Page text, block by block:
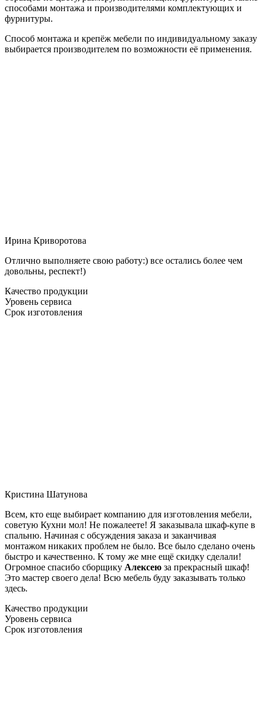
способами монтажа и производителями комплектующих и
фурнитуры.
Способ монтажа и крепёж мебели по индивидуальному заказу
выбирается производителем по возможности её применения.
Ирина Криворотова
Отлично выполняете свою работу:) все остались более чем
довольны, респект!)
Качество продукции
Уровень сервиса
Срок изготовления
Кристина Шатунова
Всем, кто еще выбирает компанию для изготовления мебели,
советую Кухни мол! Не пожалеете! Я заказывала шкаф-купе в
спальню. Начиная с обсуждения заказа и заканчивая
монтажом никаких проблем не было. Все было сделано очень
быстро и качественно. К тому же мне ещё скидку сделали!
Огромное спасибо сборщику Алексею за прекрасный шкаф!
Это мастер своего дела! Всю мебель буду заказывать только
здесь.
Качество продукции
Уровень сервиса
Срок изготовления